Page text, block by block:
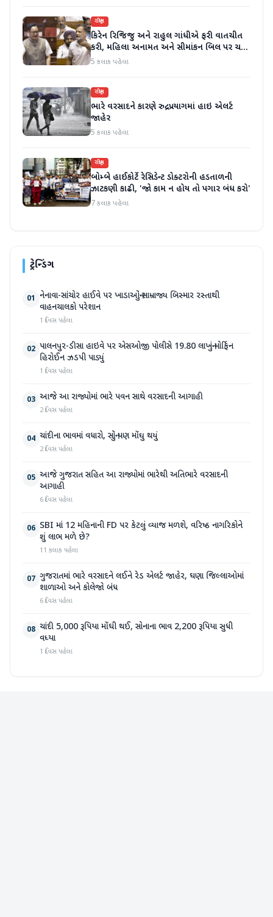
રાષ્ટ્રીય
કિરેન રિજિજુ અને રાહુલ ગાંધીએ ફરી વાતચીત
કરી, મહિલા અનામત અને સીમાંકન બિલ પર ચર્ચા
કરી
5 કલાક પહેલા
રાષ્ટ્રીય
ભારે વરસાદને કારણે રુદ્રપ્રયાગમાં હાઇ એલર્ટ
જાહેર
5 કલાક પહેલા
રાષ્ટ્રીય
બોમ્બે હાઈકોર્ટે રેસિડેન્ટ ડોક્ટરોની હડતાળની
ઝાટકણી કાઢી, 'જો કામ ન હોય તો પગાર બંધ કરો'
7 કલાક પહેલા
ટ્રેન્ડિંગ
01 નેનાવા-સાંચોર હાઈવે પર ખાડાઓનું સામ્રાજ્ય બિસ્માર રસ્તાથી
વાહનચાલકો પરેશાન
1 દિવસ પહેલા
02 પાલનપુર-ડીસા હાઇવે પર એસઓજી પોલીસે 19.80 લાખનું મોર્ફિન
હિરોઈન ઝડપી પાડ્યું
1 દિવસ પહેલા
03 આજે આ રાજ્યોમાં ભારે પવન સાથે વરસાદની આગાહી
2 દિવસ પહેલા
04 ચાંદીના ભાવમાં વધારો, સોનું પણ મોંઘુ થયું
2 દિવસ પહેલા
05 આજે ગુજરાત સહિત આ રાજ્યોમાં ભારેથી અતિભારે વરસાદની
આગાહી
6 દિવસ પહેલા
06 SBI માં 12 મહિનાની FD પર કેટલું વ્યાજ મળશે, વરિષ્ઠ નાગરિકોને
શું લાભ મળે છે?
11 કલાક પહેલા
07 ગુજરાતમાં ભારે વરસાદને લઈને રેડ એલર્ટ જાહેર, ઘણા જિલ્લાઓમાં
શાળાઓ અને કોલેજો બંધ
6 દિવસ પહેલા
08 ચાંદી 5,000 રૂપિયા મોંઘી થઈ, સોનાના ભાવ 2,200 રૂપિયા સુધી
વધ્યા
1 દિવસ પહેલા